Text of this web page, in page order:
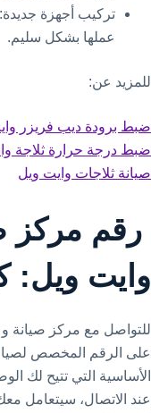
تركيب أجهزة جديدة:
عملها بشكل سليم.
للمزيد عن:
ضبط برودة ديب فريزر
ضبط درجة حرارة ثلاجة
صيانة ثلاجات وايت ويل
رقم مركز
وايت ويل:
للتواصل مع مركز صيانة
على الرقم المخصص لصيانة
الأساسية التي تتيح لك
عند الاتصال، سيتعامل